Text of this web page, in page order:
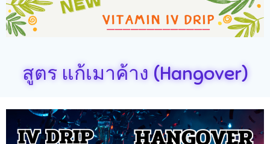
สูตร แก้เมาค้าง (Hangover)